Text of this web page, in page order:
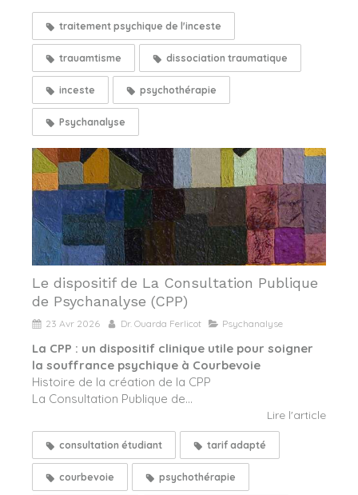
traitement psychique de l'inceste
trauamtisme dissociation traumatique
inceste psychothérapie
Psychanalyse
Le dispositif de La Consultation Publique
de Psychanalyse (CPP)
23 Avr 2026 Dr. Ouarda Ferlicot Psychanalyse
La CPP : un dispositif clinique utile pour soigner
la souffrance psychique à Courbevoie
Histoire de la création de la CPP
La Consultation Publique de...
Lire l'article
consultation étudiant tarif adapté
courbevoie psychothérapie